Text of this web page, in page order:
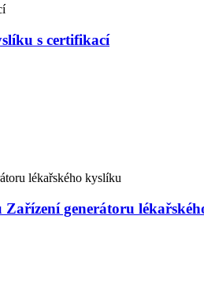
s certifikací
generátoru